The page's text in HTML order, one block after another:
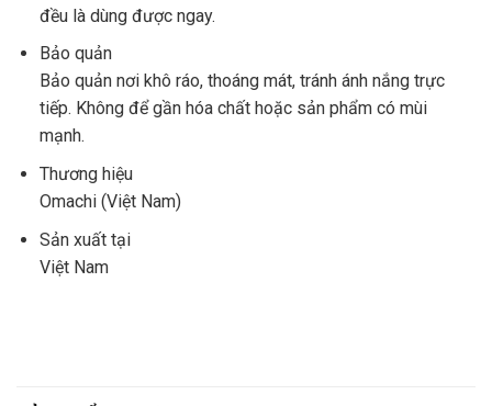
đều là dùng được ngay.
Bảo quản
Bảo quản nơi khô ráo, thoáng mát, tránh ánh nắng trực
tiếp. Không để gần hóa chất hoặc sản phẩm có mùi
mạnh.
Thương hiệu
Omachi (Việt Nam)
Sản xuất tại
Việt Nam